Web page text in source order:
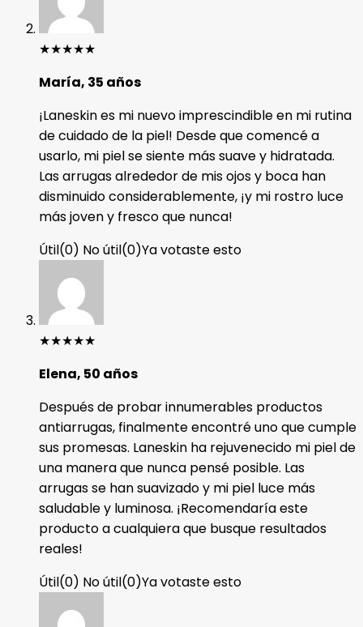
★★★★★
María, 35 años
¡Laneskin es mi nuevo imprescindible en mi rutina
de cuidado de la piel! Desde que comencé a
usarlo, mi piel se siente más suave y hidratada.
Las arrugas alrededor de mis ojos y boca han
disminuido considerablemente, ¡y mi rostro luce
más joven y fresco que nunca!
Útil(0) No útil(0)Ya votaste esto
★★★★★
Elena, 50 años
Después de probar innumerables productos
antiarrugas, finalmente encontré uno que cumple
sus promesas. Laneskin ha rejuvenecido mi piel de
una manera que nunca pensé posible. Las
arrugas se han suavizado y mi piel luce más
saludable y luminosa. ¡Recomendaría este
producto a cualquiera que busque resultados
reales!
Útil(0) No útil(0)Ya votaste esto